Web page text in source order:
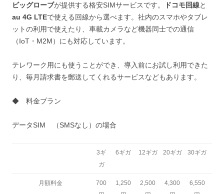
ビッグローブが提供する格安SIMサービスです。 ドコモ回線と
au 4G LTEで使える回線から選べます。社内のスマホやタブレ
ットの利用で使えたり、車載カメラなど機器同士での通信
（IoT・M2M）にも対応しています。
テレワーク用にも使うことができ、導入前にお試し利用できた
り、毎月請求書を郵送してくれるサービスなどもあります。
◆ 料金プラン
データSIM （SMSなし）の場合
3ギ
ガ
6ギガ 12ギガ 20ギガ 30ギガ
月額料金
700
1,250
2,500
4,300
6,550